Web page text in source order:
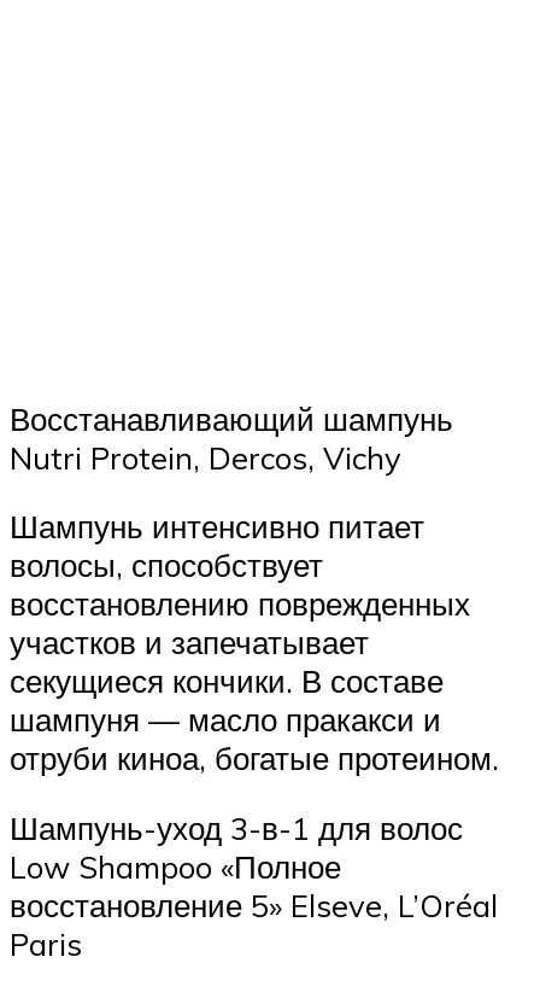
Восстанавливающий шампунь
Nutri Protein, Dercos, Vichy
Шампунь интенсивно питает
волосы, способствует
восстановлению поврежденных
участков и запечатывает
секущиеся кончики. В составе
шампуня — масло пракакси и
отруби киноа, богатые протеином.
Шампунь-уход 3-в-1 для волос
Low Shampoo «Полное
восстановление 5» Elseve, L’Oréal
Paris